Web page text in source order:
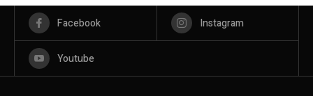
Facebook Instagram
Youtube